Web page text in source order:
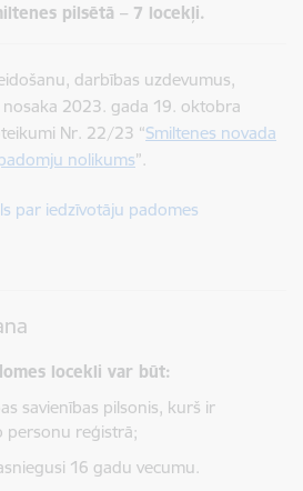
pilsētā – 7 locekļi.
darbības uzdevumus,
2023. gada 19. oktobra
Nr. 22/23 “Smiltenes novada
nolikums”.
par iedzīvotāju padomes
locekli var būt:
savienības pilsonis, kurš ir
personu reģistrā;
16 gadu vecumu.